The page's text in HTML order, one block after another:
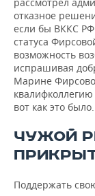
отказное
если бы ВККС РФ
статуса
возможность
испрашивая
Марине
вот как это было.
ЧУЖОЙ
Поддержать